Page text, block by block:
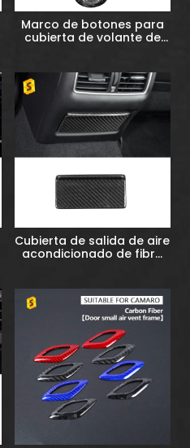
Marco de botones para
cubierta de volante de
Cubierta de salida de aire
acondicionado de fibra